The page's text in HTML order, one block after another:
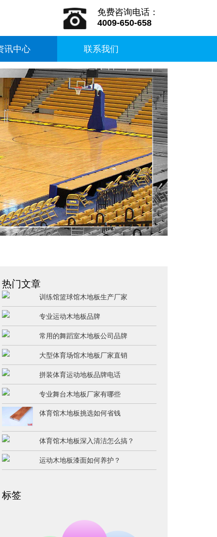
免费咨询电话：
4009-650-658
讯中心 联系我们
热门文章
训练馆篮球馆木地板生产厂家
专业运动木地板品牌
常用的舞蹈室木地板公司品牌
大型体育场馆木地板厂家直销
拼装体育运动地板品牌电话
专业舞台木地板厂家有哪些
体育馆木地板挑选如何省钱
体育馆木地板深入清洁怎么搞？
运动木地板漆面如何养护？
标签